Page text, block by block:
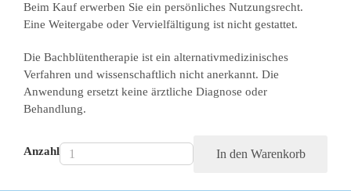
Beim Kauf erwerben Sie ein persönliches Nutzungsrecht.
Eine Weitergabe oder Vervielfältigung ist nicht gestattet.
Die Bachblütentherapie ist ein alternativmedizinisches
Verfahren und wissenschaftlich nicht anerkannt. Die
Anwendung ersetzt keine ärztliche Diagnose oder
Behandlung.
Anzahl